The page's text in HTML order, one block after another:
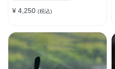
¥ 4,250 (税込)